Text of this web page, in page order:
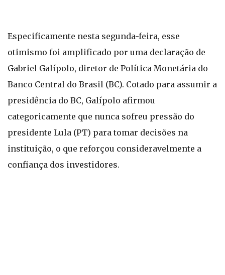
Especificamente nesta segunda-feira, esse
otimismo foi amplificado por uma declaração de
Gabriel Galípolo, diretor de Política Monetária do
Banco Central do Brasil (BC). Cotado para assumir a
presidência do BC, Galípolo afirmou
categoricamente que nunca sofreu pressão do
presidente Lula (PT) para tomar decisões na
instituição, o que reforçou consideravelmente a
confiança dos investidores.